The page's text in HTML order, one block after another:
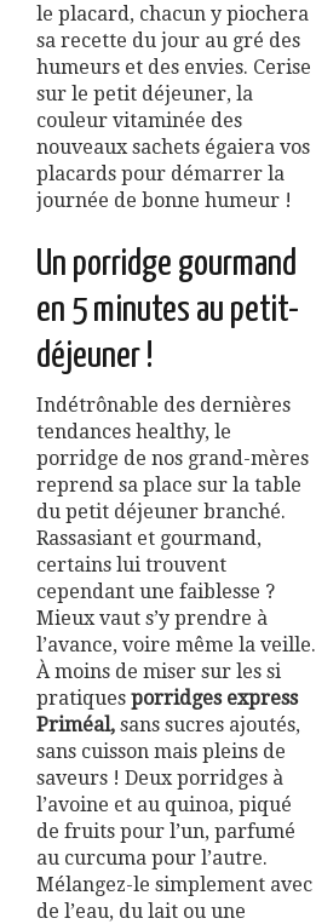
le placard, chacun y piochera
sa recette du jour au gré des
humeurs et des envies. Cerise
sur le petit déjeuner, la
couleur vitaminée des
nouveaux sachets égaiera vos
placards pour démarrer la
journée de bonne humeur !
Un porridge gourmand
en 5 minutes au petit-
déjeuner !
Indétrônable des dernières
tendances healthy, le
porridge de nos grand-mères
reprend sa place sur la table
du petit déjeuner branché.
Rassasiant et gourmand,
certains lui trouvent
cependant une faiblesse ?
Mieux vaut s’y prendre à
l’avance, voire même la veille.
À moins de miser sur les si
pratiques porridges express
Priméal, sans sucres ajoutés,
sans cuisson mais pleins de
saveurs ! Deux porridges à
l’avoine et au quinoa, piqué
de fruits pour l’un, parfumé
au curcuma pour l’autre.
Mélangez-le simplement avec
de l’eau, du lait ou une